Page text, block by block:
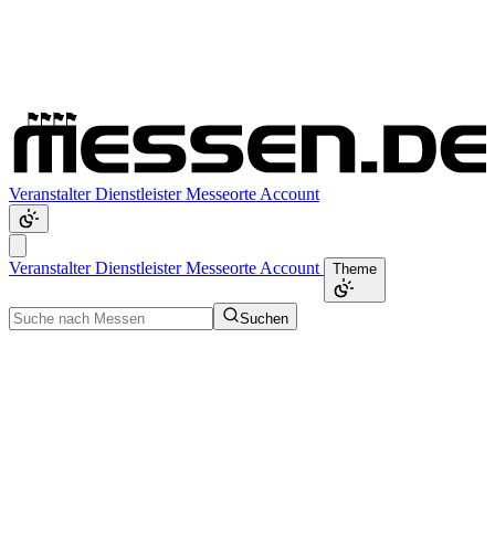
VeranstalterDienstleisterMesseorte Account
VeranstalterDienstleisterMesseorte Account Theme
Suchen